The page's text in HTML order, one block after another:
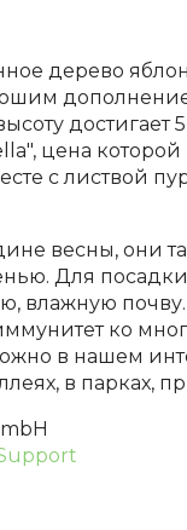
дерево
достигает
цена
с листвой
весны, они
Для
влажную
ко
в нашем
в парках,